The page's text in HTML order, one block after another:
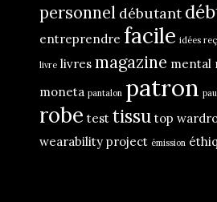
personnel débutant
entreprendre facile idées
livre livres magazine mental
moneta pantalon patron
robe test tissu top
wearability project émission